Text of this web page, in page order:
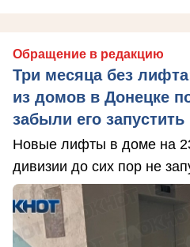
Обращение в редакцию
Три месяца без
из домов в Донецке
забыли его запустить
Новые лифты в доме на
дивизии до сих пор не